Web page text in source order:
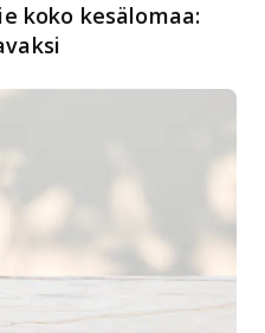
koko kesälomaa: